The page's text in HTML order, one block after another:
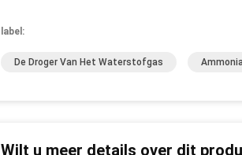
label:
De Droger Van Het Waterstofgas
Wilt u meer details over dit